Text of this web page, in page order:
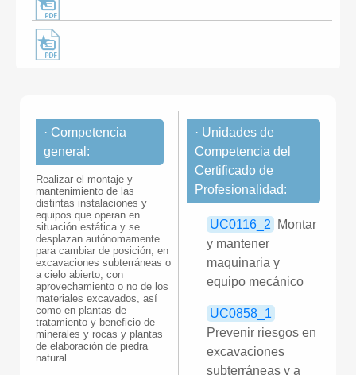
· Competencia
general:
Realizar el montaje y
mantenimiento de las
distintas instalaciones y
equipos que operan en
situación estática y se
desplazan autónomamente
para cambiar de posición, en
excavaciones subterráneas o
a cielo abierto, con
aprovechamiento o no de los
materiales excavados, así
como en plantas de
tratamiento y beneficio de
minerales y rocas y plantas
de elaboración de piedra
natural.
· Unidades de
Competencia del
Certificado de
Profesionalidad:
UC0116_2
Montar
y mantener
maquinaria y
equipo mecánico
UC0858_1
Prevenir riesgos en
excavaciones
subterráneas y a